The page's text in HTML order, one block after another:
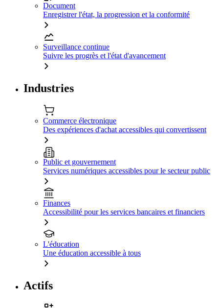
Document
Enregistrer l'état, la progression et la conformité
Surveillance continue
Suivre les progrès et l'état d'avancement
Industries
Commerce électronique
Des expériences d'achat accessibles qui convertissent
Public et gouvernement
Services numériques accessibles pour le secteur public
Finances
Accessibilité pour les services bancaires et financiers
L'éducation
Une éducation accessible à tous
Actifs